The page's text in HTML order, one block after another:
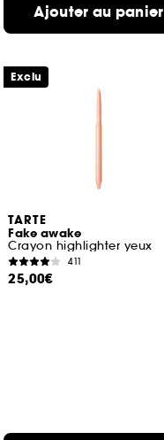
Ajouter au panier
TARTE
Fake awake
Crayon highlighter yeux
411
25,00€
Exclu